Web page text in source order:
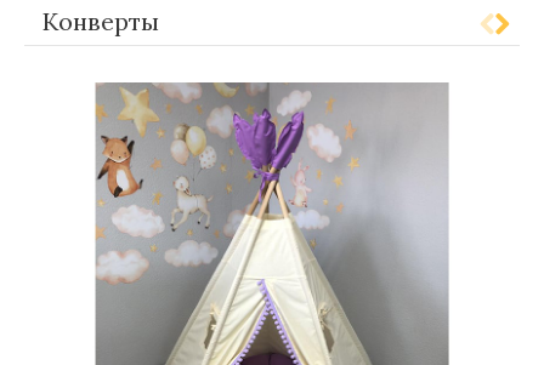
Конверты